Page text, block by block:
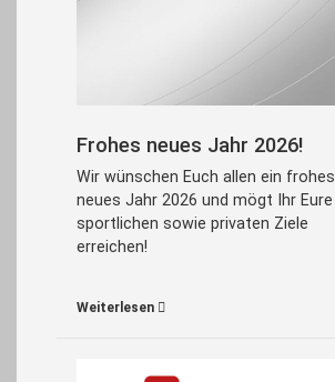
Frohes neues Jahr 2026!
Wir wünschen Euch allen ein frohes
neues Jahr 2026 und mögt Ihr Eure
sportlichen sowie privaten Ziele
erreichen!
Weiterlesen